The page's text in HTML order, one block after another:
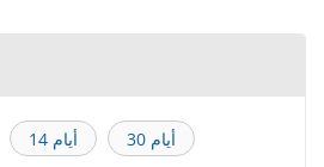
14 أيام 30 أيام